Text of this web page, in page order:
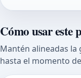
Cómo usar este
Mantén alineadas la
hasta el momento